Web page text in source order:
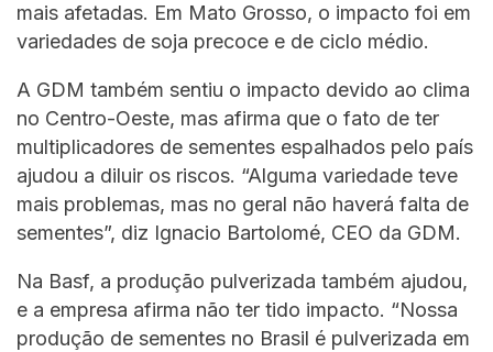
mais afetadas. Em Mato Grosso, o impacto foi em
variedades de soja precoce e de ciclo médio.
A GDM também sentiu o impacto devido ao clima
no Centro-Oeste, mas afirma que o fato de ter
multiplicadores de sementes espalhados pelo país
ajudou a diluir os riscos. “Alguma variedade teve
mais problemas, mas no geral não haverá falta de
sementes”, diz Ignacio Bartolomé, CEO da GDM.
Na Basf, a produção pulverizada também ajudou,
e a empresa afirma não ter tido impacto. “Nossa
produção de sementes no Brasil é pulverizada em